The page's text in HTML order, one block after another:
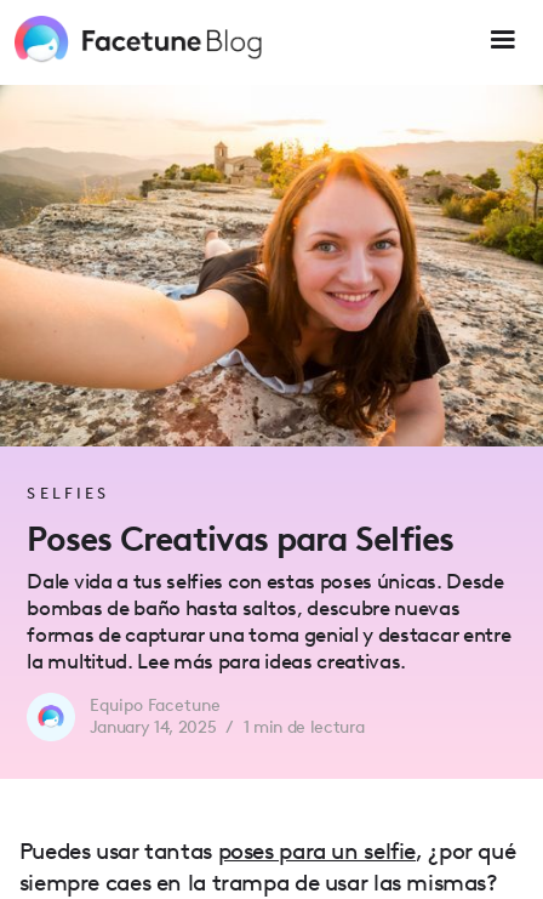
note:
This
includes
system.
SELFIES
Poses Creativas para Selfies
Dale vida a tus selfies con estas poses únicas. Desde
bombas de baño hasta saltos, descubre nuevas
formas de capturar una toma genial y destacar entre
la multitud. Lee más para ideas creativas.
Equipo Facetune
January 14, 2025 / 1 min de lectura
Puedes usar tantas poses para un selfie, ¿por qué
siempre caes en la trampa de usar las mismas?